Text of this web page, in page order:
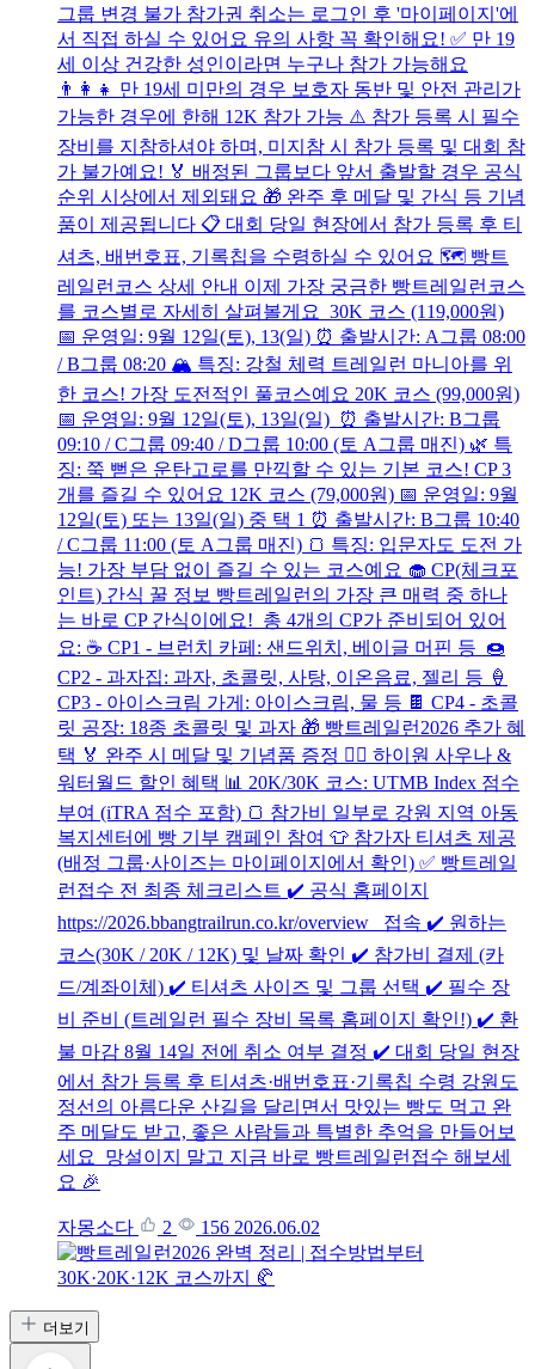
그룹 변경 불가 참가권 취소는 로그인 후 '마이페이지'에
서 직접 하실 수 있어요 유의 사항 꼭 확인해요! ✅ 만 19
세 이상 건강한 성인이라면 누구나 참가 가능해요
👨‍👩‍👧 만 19세 미만의 경우 보호자 동반 및 안전 관리가
가능한 경우에 한해 12K 참가 가능 ⚠️ 참가 등록 시 필수
장비를 지참하셔야 하며, 미지참 시 참가 등록 및 대회 참
가 불가예요! 🏅 배정된 그룹보다 앞서 출발할 경우 공식
순위 시상에서 제외돼요 🎁 완주 후 메달 및 간식 등 기념
품이 제공됩니다 📋 대회 당일 현장에서 참가 등록 후 티
셔츠, 배번호표, 기록칩을 수령하실 수 있어요 🗺️ 빵트
레일런코스 상세 안내 이제 가장 궁금한 빵트레일런코스
를 코스별로 자세히 살펴볼게요 30K 코스 (119,000원)
📅 운영일: 9월 12일(토), 13(일) ⏰ 출발시간: A그룹 08:00
/ B그룹 08:20 🏔 특징: 강철 체력 트레일런 마니아를 위
한 코스! 가장 도전적인 풀코스예요 20K 코스 (99,000원)
📅 운영일: 9월 12일(토), 13일(일) ⏰ 출발시간: B그룹
09:10 / C그룹 09:40 / D그룹 10:00 (토 A그룹 매진) 🌿 특
징: 쭉 뻗은 운탄고로를 만끽할 수 있는 기본 코스! CP 3
개를 즐길 수 있어요 12K 코스 (79,000원) 📅 운영일: 9월
12일(토) 또는 13일(일) 중 택 1 ⏰ 출발시간: B그룹 10:40
/ C그룹 11:00 (토 A그룹 매진) 🍞 특징: 입문자도 도전 가
능! 가장 부담 없이 즐길 수 있는 코스예요 🧁 CP(체크포
인트) 간식 꿀 정보 빵트레일런의 가장 큰 매력 중 하나
는 바로 CP 간식이에요! 총 4개의 CP가 준비되어 있어
요: ☕ CP1 - 브런치 카페: 샌드위치, 베이글 머핀 등 🍩
CP2 - 과자집: 과자, 초콜릿, 사탕, 이온음료, 젤리 등 🍦
CP3 - 아이스크림 가게: 아이스크림, 물 등 🍫 CP4 - 초콜
릿 공장: 18종 초콜릿 및 과자 🎁 빵트레일런2026 추가 혜
택 🏅 완주 시 메달 및 기념품 증정 🧖‍♀️ 하이원 사우나 &
워터월드 할인 혜택 📊 20K/30K 코스: UTMB Index 점수
부여 (iTRA 점수 포함) 🍞 참가비 일부로 강원 지역 아동
복지센터에 빵 기부 캠페인 참여 👕 참가자 티셔츠 제공
(배정 그룹·사이즈는 마이페이지에서 확인) ✅ 빵트레일
런접수 전 최종 체크리스트 ✔️ 공식 홈페이지
https://2026.bbangtrailrun.co.kr/overview 접속 ✔️ 원하는
코스(30K / 20K / 12K) 및 날짜 확인 ✔️ 참가비 결제 (카
드/계좌이체) ✔️ 티셔츠 사이즈 및 그룹 선택 ✔️ 필수 장
비 준비 (트레일런 필수 장비 목록 홈페이지 확인!) ✔️ 환
불 마감 8월 14일 전에 취소 여부 결정 ✔️ 대회 당일 현장
에서 참가 등록 후 티셔츠·배번호표·기록칩 수령 강원도
정선의 아름다운 산길을 달리면서 맛있는 빵도 먹고 완
주 메달도 받고, 좋은 사람들과 특별한 추억을 만들어보
세요 망설이지 말고 지금 바로 빵트레일런접수 해보세
요 🎉
자몽소다 2 156 2026.06.02
더보기